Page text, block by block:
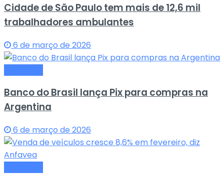
Cidade de São Paulo tem mais de 12,6 mil
trabalhadores ambulantes
6 de março de 2026
Banco do Brasil lança Pix para compras na
Argentina
6 de março de 2026